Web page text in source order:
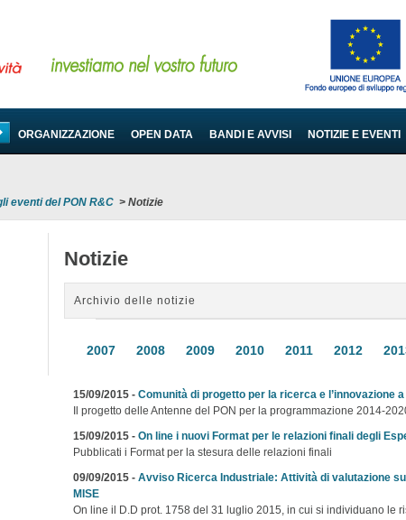
ORGANIZZAZIONE OPEN DATA BANDI E AVVISI NOTIZIE E EVENTI
eventi del PON R&C > Notizie
Notizie
Archivio delle notizie
2007 2008 2009 2010 2011 2012
15/09/2015 - Comunità di progetto per la ricerca e l’innovazione
Il progetto delle Antenne del PON per la programmazione 2014-
15/09/2015 - On line i nuovi Format per le relazioni finali degli
Pubblicati i Format per la stesura delle relazioni finali
09/09/2015 - Avviso Ricerca Industriale: Attività di valutazione
MISE
On line il D.D prot. 1758 del 31 luglio 2015, in cui si individuano le